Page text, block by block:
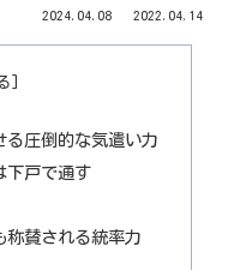
2024.04.08 2022.04.14
る圧倒的な気遣い力
下戸で通す
称賛される統率力